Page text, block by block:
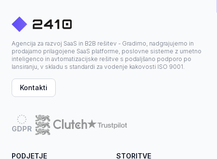
Agencija za razvoj SaaS in B2B rešitev - Gradimo, nadgrajujemo in
prodajamo prilagojene SaaS platforme, poslovne sisteme z umetno
inteligenco in avtomatizacijske rešitve s podaljšano podporo po
lansiranju, v skladu s standardi za vodenje kakovosti ISO 9001.
Kontakti
GDPR
PODJETJE STORITVE